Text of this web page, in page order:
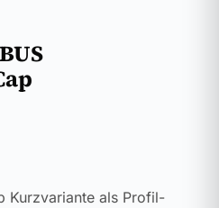
Kurzvariante als Profil-